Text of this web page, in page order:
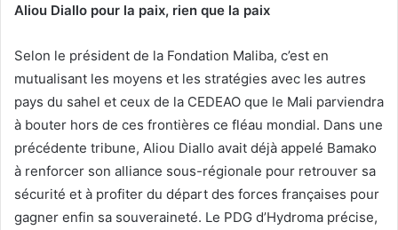
Aliou Diallo pour la paix, rien que la paix
Selon le président de la Fondation Maliba, c’est en
mutualisant les moyens et les stratégies avec les autres
pays du sahel et ceux de la CEDEAO que le Mali parviendra
à bouter hors de ces frontières ce fléau mondial. Dans une
précédente tribune, Aliou Diallo avait déjà appelé Bamako
à renforcer son alliance sous-régionale pour retrouver sa
sécurité et à profiter du départ des forces françaises pour
gagner enfin sa souveraineté. Le PDG d’Hydroma précise,